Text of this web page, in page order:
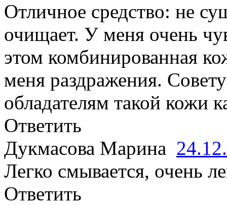
Отличное средство: не
очищает. У меня очень
этом комбинированная
меня раздражения.
обладателям такой кожи
Ответить
Дукмасова Марина
Легко смывается, очень
Ответить